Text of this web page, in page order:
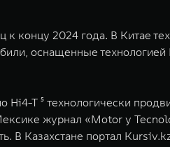
концу 2024 года. В Китае
оснащенные технологией
T ⁵ технологически
журнал «Motor y
Казахстане портал Kursiv.kz